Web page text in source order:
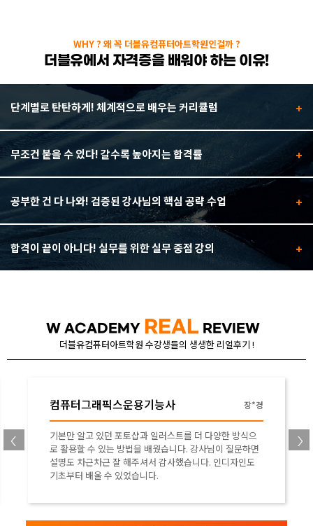
WHY ? 왜 꼭 더블유컴퓨터아트학원인걸까 ?
더블유에서 자격증을 배워야 하는 이유!
단계별로 탄탄하게! 체계적으로 배우는 커리큘럼
무조건 붙을 수 있다! 갈수록 높아지는 합격률
공부한 건 다 나와! 검증된 강사님의 핵심 공략 수업
합격이 끝이 아니다! 실무를 위한 실무 중점 강의
W ACADEMY REAL REVIEW
더블유컴퓨터아트학원 수강생들의 생생한 리얼후기 !
컴퓨터그래픽스운용기능사 장*경
기본만 알고 있던 포토샵과 일러스트를 더 다양한 방식으
로 활용할 수 있는 방법을 배웠습니다. 강사님이 질문하면
설명도 차근차근 잘 해주셔서 감사했습니다. 인디자인도
기초부터 배울 수 있었습니다.